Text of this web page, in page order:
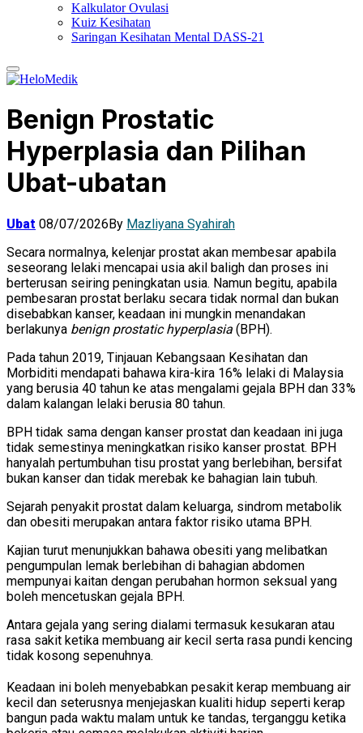
Kalkulator Ovulasi
Kuiz Kesihatan
Saringan Kesihatan Mental DASS-21
Benign Prostatic
Hyperplasia dan Pilihan
Ubat-ubatan
Ubat 08/07/2026By Mazliyana Syahirah
Secara normalnya, kelenjar prostat akan membesar apabila
seseorang lelaki mencapai usia akil baligh dan proses ini
berterusan seiring peningkatan usia. Namun begitu, apabila
pembesaran prostat berlaku secara tidak normal dan bukan
disebabkan kanser, keadaan ini mungkin menandakan
berlakunya benign prostatic hyperplasia (BPH).
Pada tahun 2019, Tinjauan Kebangsaan Kesihatan dan
Morbiditi mendapati bahawa kira-kira 16% lelaki di Malaysia
yang berusia 40 tahun ke atas mengalami gejala BPH dan 33%
dalam kalangan lelaki berusia 80 tahun.
BPH tidak sama dengan kanser prostat dan keadaan ini juga
tidak semestinya meningkatkan risiko kanser prostat. BPH
hanyalah pertumbuhan tisu prostat yang berlebihan, bersifat
bukan kanser dan tidak merebak ke bahagian lain tubuh.
Sejarah penyakit prostat dalam keluarga, sindrom metabolik
dan obesiti merupakan antara faktor risiko utama BPH.
Kajian turut menunjukkan bahawa obesiti yang melibatkan
pengumpulan lemak berlebihan di bahagian abdomen
mempunyai kaitan dengan perubahan hormon seksual yang
boleh mencetuskan gejala BPH.
Antara gejala yang sering dialami termasuk kesukaran atau
rasa sakit ketika membuang air kecil serta rasa pundi kencing
tidak kosong sepenuhnya.
Keadaan ini boleh menyebabkan pesakit kerap membuang air
kecil dan seterusnya menjejaskan kualiti hidup seperti kerap
bangun pada waktu malam untuk ke tandas, terganggu ketika